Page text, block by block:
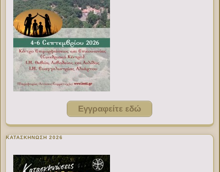
Εγγραφείτε εδώ
ΚΑΤΑΣΚΗΝΩΣΗ 2026